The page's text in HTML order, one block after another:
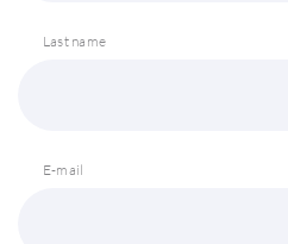
Last name
E-mail